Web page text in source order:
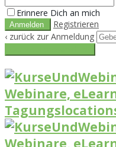
Erinnere Dich an mich
Registrieren
‹ zurück zur Anmeldung